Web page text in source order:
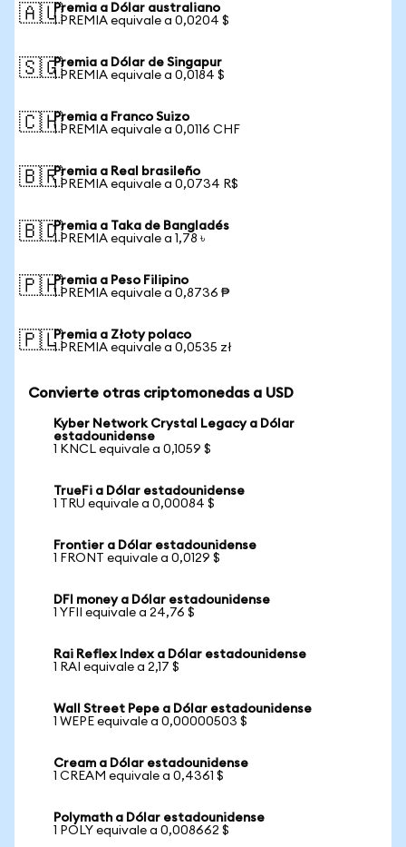
🇦🇺Premia a Dólar australiano
1 PREMIA equivale a 0,0204 $
🇸🇬Premia a Dólar de Singapur
1 PREMIA equivale a 0,0184 $
🇨🇭Premia a Franco Suizo
1 PREMIA equivale a 0,0116 CHF
🇧🇷Premia a Real brasileño
1 PREMIA equivale a 0,0734 R$
🇧🇩Premia a Taka de Bangladés
1 PREMIA equivale a 1,78 ৳
🇵🇭Premia a Peso Filipino
1 PREMIA equivale a 0,8736 ₱
🇵🇱Premia a Złoty polaco
1 PREMIA equivale a 0,0535 zł
Convierte otras criptomonedas a USD
Kyber Network Crystal Legacy a Dólar
estadounidense
1 KNCL equivale a 0,1059 $
TrueFi a Dólar estadounidense
1 TRU equivale a 0,00084 $
Frontier a Dólar estadounidense
1 FRONT equivale a 0,0129 $
DFI money a Dólar estadounidense
1 YFII equivale a 24,76 $
Rai Reflex Index a Dólar estadounidense
1 RAI equivale a 2,17 $
Wall Street Pepe a Dólar estadounidense
1 WEPE equivale a 0,00000503 $
Cream a Dólar estadounidense
1 CREAM equivale a 0,4361 $
Polymath a Dólar estadounidense
1 POLY equivale a 0,008662 $